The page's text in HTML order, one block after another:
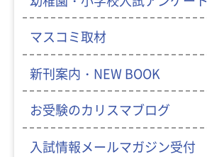
マスコミ取材
新刊案内・NEW BOOK
お受験のカリスマブログ
入試情報メールマガジン受付